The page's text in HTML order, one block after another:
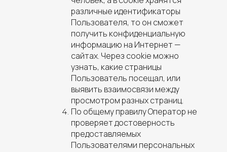
различные идентификаторы
Пользователя, то он сможет
получить конфиденциальную
информацию на Интернет —
сайтах. Через cookie можно
узнать, какие страницы
Пользователь посещал, или
выявить взаимосвязи между
просмотром разных страниц.
По общему правилу Оператор не
проверяет достоверность
предоставляемых
Пользователями персональных